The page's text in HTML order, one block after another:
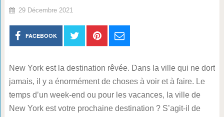
29 Décembre 2021
FACEBOOK
New York est la destination rêvée. Dans la ville qui ne dort
jamais, il y a énormément de choses à voir et à faire. Le
temps d’un week-end ou pour les vacances, la ville de
New York est votre prochaine destination ? S’agit-il de